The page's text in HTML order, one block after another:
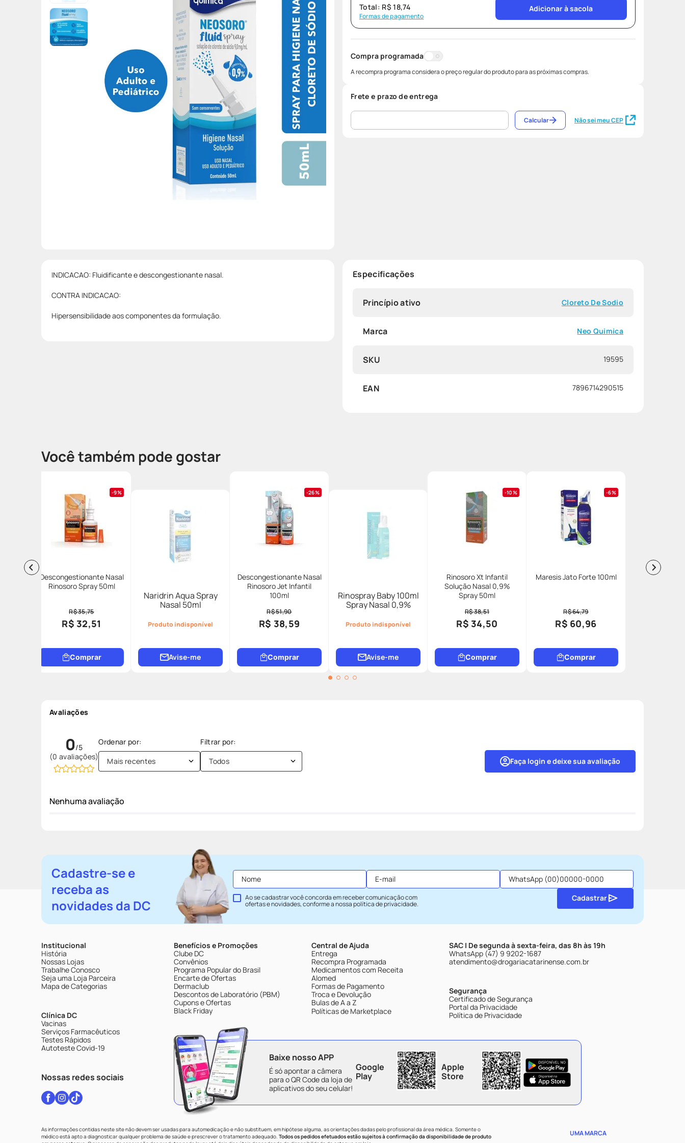
Total: R$ 18,74
Formas de pagamento
Adicionar à sacola
Compra programada
A recompra programa considera o preço regular do produto para as próximas compras.
Frete e prazo de entrega
Não sei meu CEP
Calcular
INDICACAO: Fluidificante e descongestionante nasal.
CONTRA INDICACAO:
Hipersensibilidade aos componentes da formulação.
Especificações
Princípio ativo Cloreto De Sodio
Marca Neo Quimica
SKU 19595
EAN 7896714290515
Você também pode gostar
9%
Descongestionante Nasal
Rinosoro Spray 50ml
R$ 35,75
R$ 32,51
Comprar
Naridrin Aqua Spray
Nasal 50ml
Produto indisponível
Avise-me
26%
Descongestionante Nasal
Rinosoro Jet Infantil
100ml
R$ 51,90
R$ 38,59
Comprar
Rinospray Baby 100ml
Spray Nasal 0,9%
Produto indisponível
Avise-me
10%
Rinosoro Xt Infantil
Solução Nasal 0,9%
Spray 50ml
R$ 38,51
R$ 34,50
Comprar
6%
Maresis Jato Forte 100ml
R$ 64,79
R$ 60,96
Comprar
Avaliações
0
(0 avaliações) Faça login e deixe sua avaliação
Mais recentes Todos
Nenhuma avaliação
Cadastre-se e
receba as
novidades da DC
Ao se cadastrar você concorda em receber comunicação com
ofertas e novidades, conforme a nossapolítica de privacidade.
Cadastrar
Institucional
História
Nossas Lojas
Trabalhe Conosco
Seja uma Loja Parceira
Mapa de Categorias
Clínica DC
Vacinas
Serviços Farmacêuticos
Testes Rápidos
Autoteste Covid-19
Nossas redes sociais
Benefícios e Promoções
Clube DC
Convênios
Programa Popular do Brasil
Encarte de Ofertas
Dermaclub
Descontos de Laboratório (PBM)
Cupons e Ofertas
Black Friday
Central de Ajuda
Entrega
Recompra Programada
Medicamentos com Receita
Alomed
Formas de Pagamento
Troca e Devolução
Bulas de A a Z
Políticas de Marketplace
SAC | De segunda à sexta-feira, das 8h às 19h
WhatsApp (47) 9 9202-1687
atendimento@drogariacatarinense.com.br
Segurança
Certificado de Segurança
Portal da Privacidade
Política de Privacidade
Baixe nosso APP
É só apontar a câmera
para o QR Code da loja de
aplicativos do seu celular!
Google
Play
Apple
Store
As informações contidas neste site não devem ser usadas para automedicação e não substituem, em hipótese alguma, as orientações dadas pelo profissional da área médica. Somente o
médico está apto a diagnosticar qualquer problema de saúde e prescrever o tratamento adequado. Todos os pedidos efetuados estão sujeitos à confirmação da disponibilidade de produto
UMA MARCA